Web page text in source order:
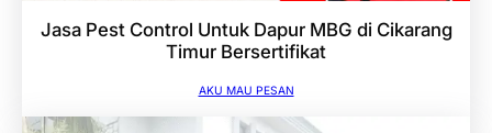
Jasa Pest Control Untuk Dapur MBG di Cikarang
Timur Bersertifikat
AKU MAU PESAN